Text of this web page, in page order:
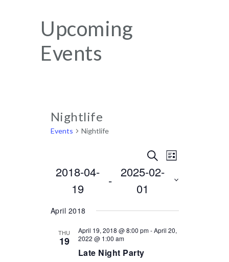
Upcoming
Events
Nightlife
Events Nightlife
Events
Search
and
Views
Navigation
SEARCHEvent
Views
LIST
2018-04-
19
-
2025-02-
01
date.
April 2018
THU
19
April 19, 2018 @ 8:00 pm-April 20,
2022 @ 1:00 am
Late Night Party